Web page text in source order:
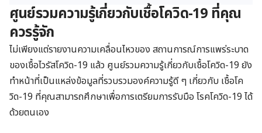
ศูนย์รวมความรู้เกี่ยวกับเชื้อโควิด-19 ที่คุณ
ควรรู้จัก
ไม่เพียงแต่รายงานความเคลื่อนไหวของ สถานการณ์การแพร่ระบาด
ของเชื้อไวรัสโควิด-19 แล้ว ศูนย์รวมความรู้เกี่ยวกับเชื้อโควิด-19 ยัง
ทำหน้าที่เป็นแหล่งข้อมูลที่รวบรวมองค์ความรู้ดี ๆ เกี่ยวกับ เชื้อโค
วิด-19 ที่คุณสามารถศึกษาเพื่อการเตรียมการรับมือ โรคโควิด-19 ได้
ด้วยตนเอง